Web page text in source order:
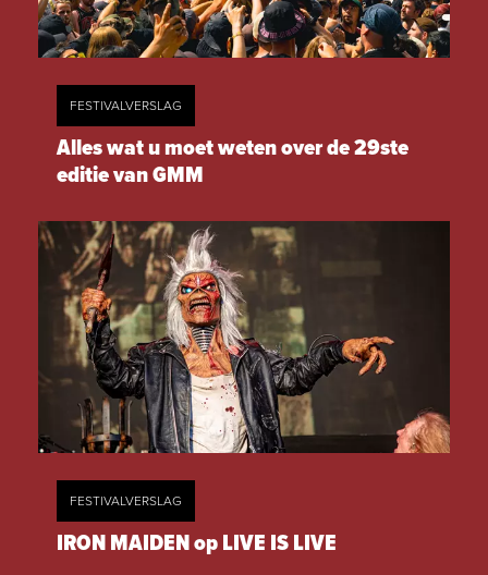
FESTIVALVERSLAG
Alles wat u moet weten over de 29ste
editie van GMM
FESTIVALVERSLAG
IRON MAIDEN op LIVE IS LIVE